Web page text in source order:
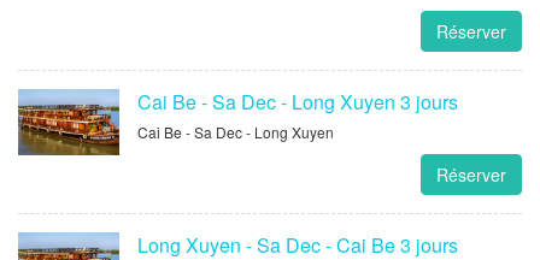
Réserver
Cai Be - Sa Dec - Long Xuyen 3 jours
Cai Be - Sa Dec - Long Xuyen
Réserver
Long Xuyen - Sa Dec - Cai Be 3 jours